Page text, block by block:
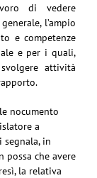
di vedere
l’ampio
e competenze
e per i quali,
attività
nocumento
a
segnala, in
possa che avere
la relativa